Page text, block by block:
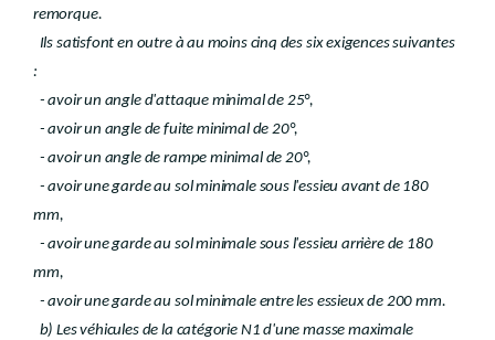
remorque.
Ils satisfont en outre à au moins cinq des six exigences suivantes
:
- avoir un angle d'attaque minimal de 25°,
- avoir un angle de fuite minimal de 20°,
- avoir un angle de rampe minimal de 20°,
- avoir une garde au sol minimale sous l'essieu avant de 180
mm,
- avoir une garde au sol minimale sous l'essieu arrière de 180
mm,
- avoir une garde au sol minimale entre les essieux de 200 mm.
b) Les véhicules de la catégorie N1 d'une masse maximale